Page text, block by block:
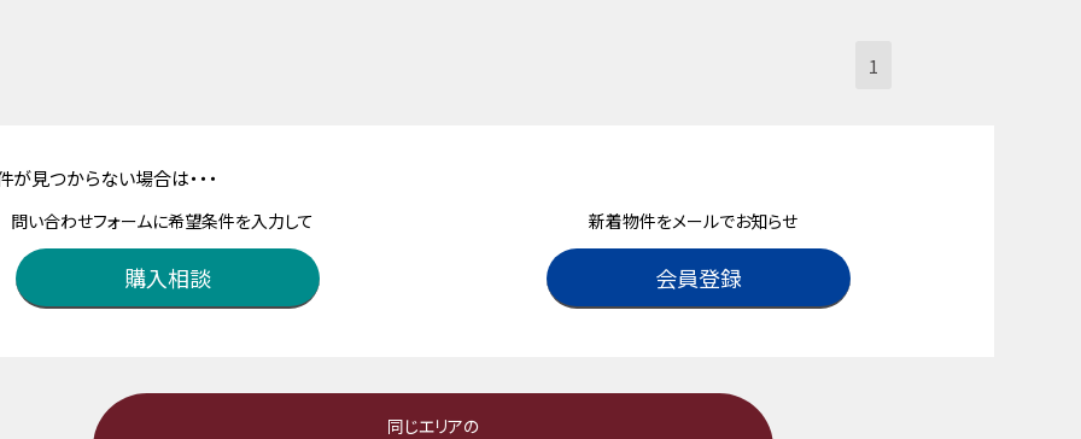
1
見つからない場合は・・・
問い合わせフォームに希望条件を入力して
購入相談
新着物件をメールでお知らせ
会員登録
同じエリアの